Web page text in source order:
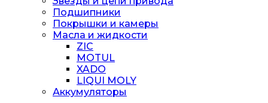
Подшипники
Покрышки и камеры
Масла и жидкости
ZIC
MOTUL
XADO
LIQUI MOLY
Аккумуляторы